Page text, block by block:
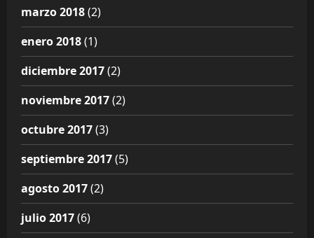
marzo 2018(2)
enero 2018(1)
diciembre 2017(2)
noviembre 2017(2)
octubre 2017(3)
septiembre 2017(5)
agosto 2017(2)
julio 2017(6)